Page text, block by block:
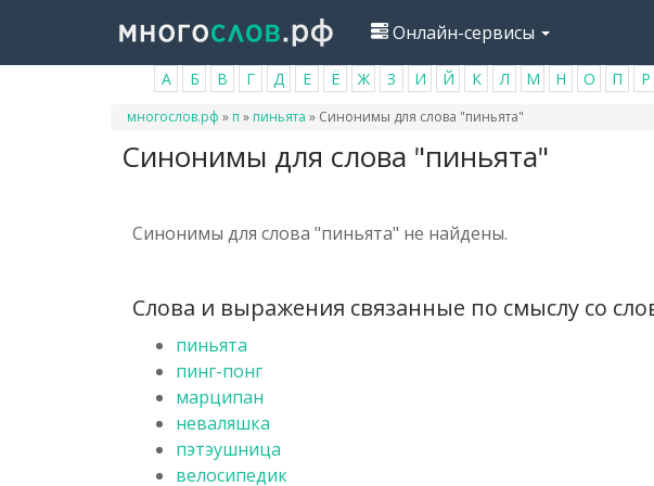
основному
Онлайн-сервисы
А Б В Г Д Е Ё Ж З И Й К Л М Н О П Р
Вы
многослов.рф » п » пиньята » Синонимы для слова "пиньята"
Синонимы для слова "пиньята"
Синонимы для слова "пиньята" не найдены.
Слова и выражения связанные по смыслу со
пиньята
пинг-понг
марципан
неваляшка
пэтэушница
велосипедик